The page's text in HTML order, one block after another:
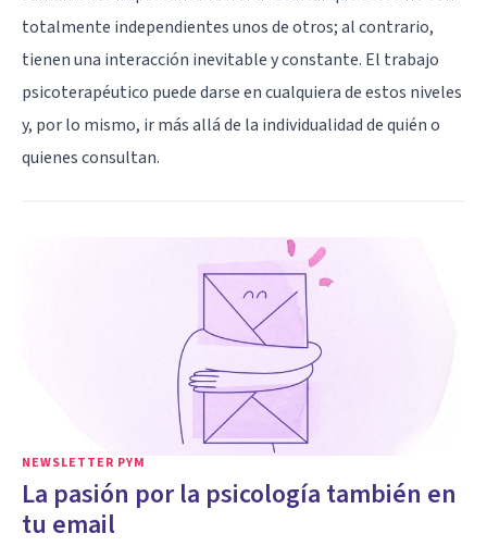
totalmente independientes unos de otros; al contrario,
tienen una interacción inevitable y constante. El trabajo
psicoterapéutico puede darse en cualquiera de estos niveles
y, por lo mismo, ir más allá de la individualidad de quién o
quienes consultan.
NEWSLETTER PYM
La pasión por la psicología también en
tu email